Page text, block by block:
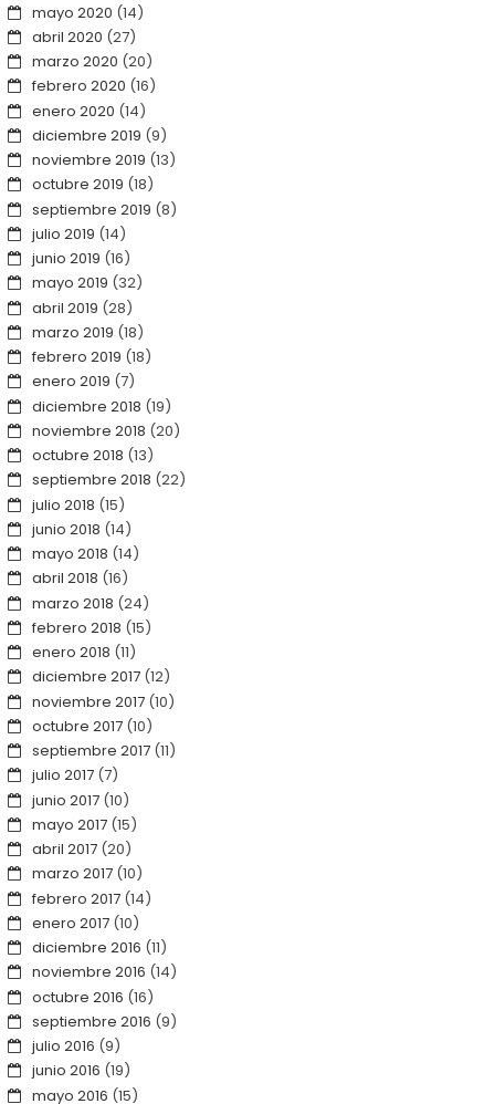
mayo 2020 (14)
abril 2020 (27)
marzo 2020 (20)
febrero 2020 (16)
enero 2020 (14)
diciembre 2019 (9)
noviembre 2019 (13)
octubre 2019 (18)
septiembre 2019 (8)
julio 2019 (14)
junio 2019 (16)
mayo 2019 (32)
abril 2019 (28)
marzo 2019 (18)
febrero 2019 (18)
enero 2019 (7)
diciembre 2018 (19)
noviembre 2018 (20)
octubre 2018 (13)
septiembre 2018 (22)
julio 2018 (15)
junio 2018 (14)
mayo 2018 (14)
abril 2018 (16)
marzo 2018 (24)
febrero 2018 (15)
enero 2018 (11)
diciembre 2017(12)
noviembre 2017(10)
octubre 2017(10)
septiembre 2017(11)
julio 2017(7)
junio 2017(10)
mayo 2017(15)
abril 2017(20)
marzo 2017(10)
febrero 2017(14)
enero 2017(10)
diciembre 2016 (11)
noviembre 2016 (14)
octubre 2016 (16)
septiembre 2016 (9)
julio 2016 (9)
junio 2016 (19)
mayo 2016 (15)